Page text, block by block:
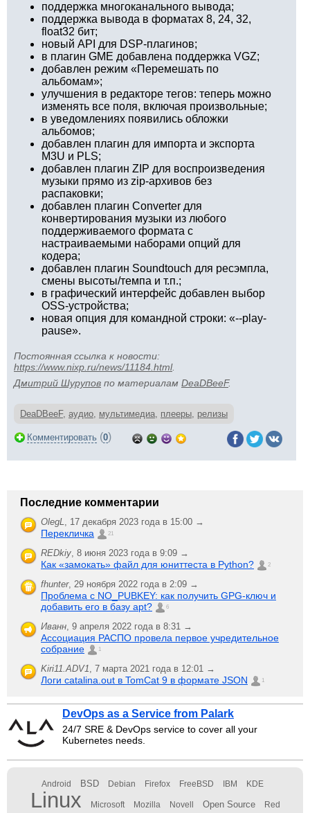
поддержка многоканального вывода;
поддержка вывода в форматах 8, 24, 32,
float32 бит;
новый API для DSP-плагинов;
в плагин GME добавлена поддержка VGZ;
добавлен режим «Перемешать по
альбомам»;
улучшения в редакторе тегов: теперь можно
изменять все поля, включая произвольные;
в уведомлениях появились обложки
альбомов;
добавлен плагин для импорта и экспорта
M3U и PLS;
добавлен плагин ZIP для воспроизведения
музыки прямо из zip-архивов без
распаковки;
добавлен плагин Converter для
конвертирования музыки из любого
поддерживаемого формата с
настраиваемыми наборами опций для
кодера;
добавлен плагин Soundtouch для ресэмпла,
смены высоты/темпа и т.п.;
в графический интерфейс добавлен выбор
OSS-устройства;
новая опция для командной строки: «--play-
pause».
Постоянная ссылка к новости:
https://www.nixp.ru/news/11184.html.
Дмитрий Шурупов по материалам DeaDBeeF.
DeaDBeeF, аудио, мультимедиа, плееры, релизы
Комментировать (0)
Последние комментарии
OlegL, 17 декабря 2023 года в 15:00 →
Перекличка 21
REDkiy, 8 июня 2023 года в 9:09 →
Как «замокать» файл для юниттеста в Python? 2
fhunter, 29 ноября 2022 года в 2:09 →
Проблема с NO_PUBKEY: как получить GPG-ключ и
добавить его в базу apt?
6
Иванн, 9 апреля 2022 года в 8:31 →
Ассоциация РАСПО провела первое учредительное
собрание
1
Kiri11.ADV1, 7 марта 2021 года в 12:01 →
Логи catalina.out в TomCat 9 в формате JSON 1
DevOps as a Service from Palark
24/7 SRE & DevOps service to cover all your
Kubernetes needs.
Android BSD Debian Firefox FreeBSD IBM KDE
Linux Microsoft Mozilla Novell Open Source Red